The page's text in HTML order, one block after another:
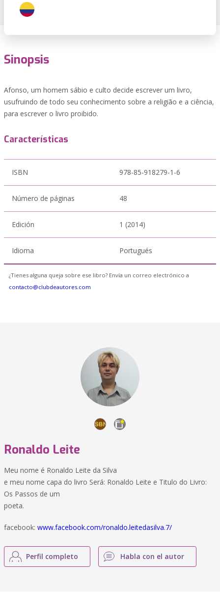
Sinopsis
Afonso, um homem sábio e culto decide escrever um livro,
usufruindo de todo seu conhecimento sobre a religião e a ciência,
para escrever o livro proibido.
Características
ISBN 978-85-918279-1-6
Número de páginas 48
Edición 1 (2014)
Idioma Portugués
¿Tienes alguna queja sobre ese libro? Envía un correo electrónico a
contacto@clubdeautores.com
Ronaldo Leite
Meu nome é Ronaldo Leite da Silva
e meu nome capa do livro Será: Ronaldo Leite e Titulo do Livro:
Os Passos de um
poeta.
facebook: www.facebook.com/ronaldo.leitedasilva.7/
Perfil completo Habla con el autor